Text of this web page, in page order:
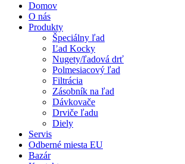
Domov
O nás
Produkty
Špeciálny ľad
Ľad Kocky
Nugety/ľadová drť
Polmesiacový ľad
Filtrácia
Zásobník na ľad
Dávkovače
Drviče ľadu
Diely
Servis
Odberné miesta EU
Bazár